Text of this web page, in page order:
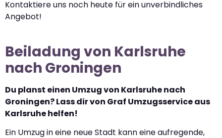
Kontaktiere uns noch heute für ein unverbindliches
Angebot!
Beiladung von Karlsruhe
nach Groningen
Du planst einen Umzug von Karlsruhe nach
Groningen? Lass dir von Graf Umzugsservice aus
Karlsruhe helfen!
Ein Umzug in eine neue Stadt kann eine aufregende,